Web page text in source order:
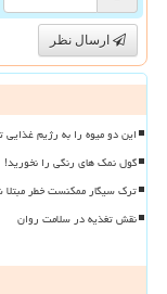
ارسال نظر
این دو میوه را به رژیم
گول نمک های رنگی را نخورید!
ترک سیگار ممکنست خطر
نقش تغذیه در سلامت روان